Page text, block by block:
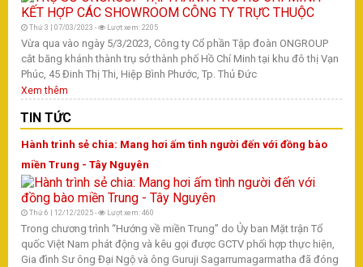
Thứ 3 | 07/03/2023 - Lượt xem: 2205
Vừa qua vào ngày 5/3/2023, Công ty Cổ phần Tập đoàn ONGROUP
cắt băng khánh thành trụ sở thành phố Hồ Chí Minh tại khu đô thị Vạn
Phúc, 45 Đinh Thị Thi, Hiệp Bình Phước, Tp. Thủ Đức
Xem thêm
TIN TỨC
Hành trình sẻ chia: Mang hơi ấm tình người đến với đồng bào
miền Trung - Tây Nguyên
Thứ 6 | 12/12/2025 - Lượt xem: 460
Trong chương trình “Hướng về miền Trung” do Ủy ban Mặt trận Tổ
quốc Việt Nam phát động và kêu gọi được GCTV phối hợp thực hiện,
Gia đình Sư ông Đại Ngộ và ông Guruji Sagarrumagarmatha đã đóng